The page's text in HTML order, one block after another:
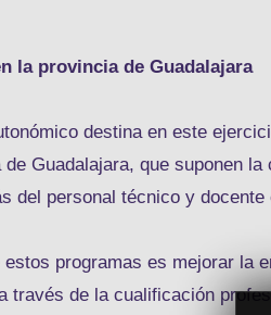
la provincia de Guadalajara
destina en este
Guadalajara, que suponen
del personal técnico y
estos programas es mejorar la
través de la cualificación